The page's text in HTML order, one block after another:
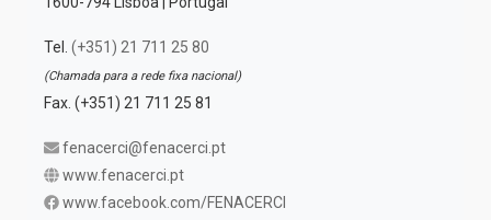
Tel. (+351) 21 711 25 80
(Chamada para a rede fixa nacional)
Fax. (+351) 21 711 25 81
fenacerci@fenacerci.pt
www.fenacerci.pt
www.facebook.com/FENACERCI